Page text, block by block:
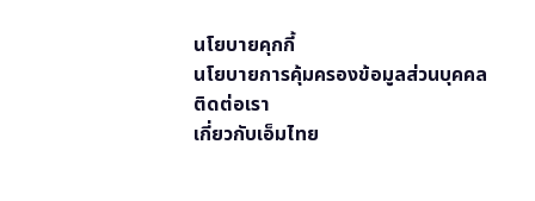
นโยบายคุกกี้
นโยบายการคุ้มครองข้อมูลส่วนบุคคล
ติดต่อเรา
เกี่ยวกับเอ็มไทย